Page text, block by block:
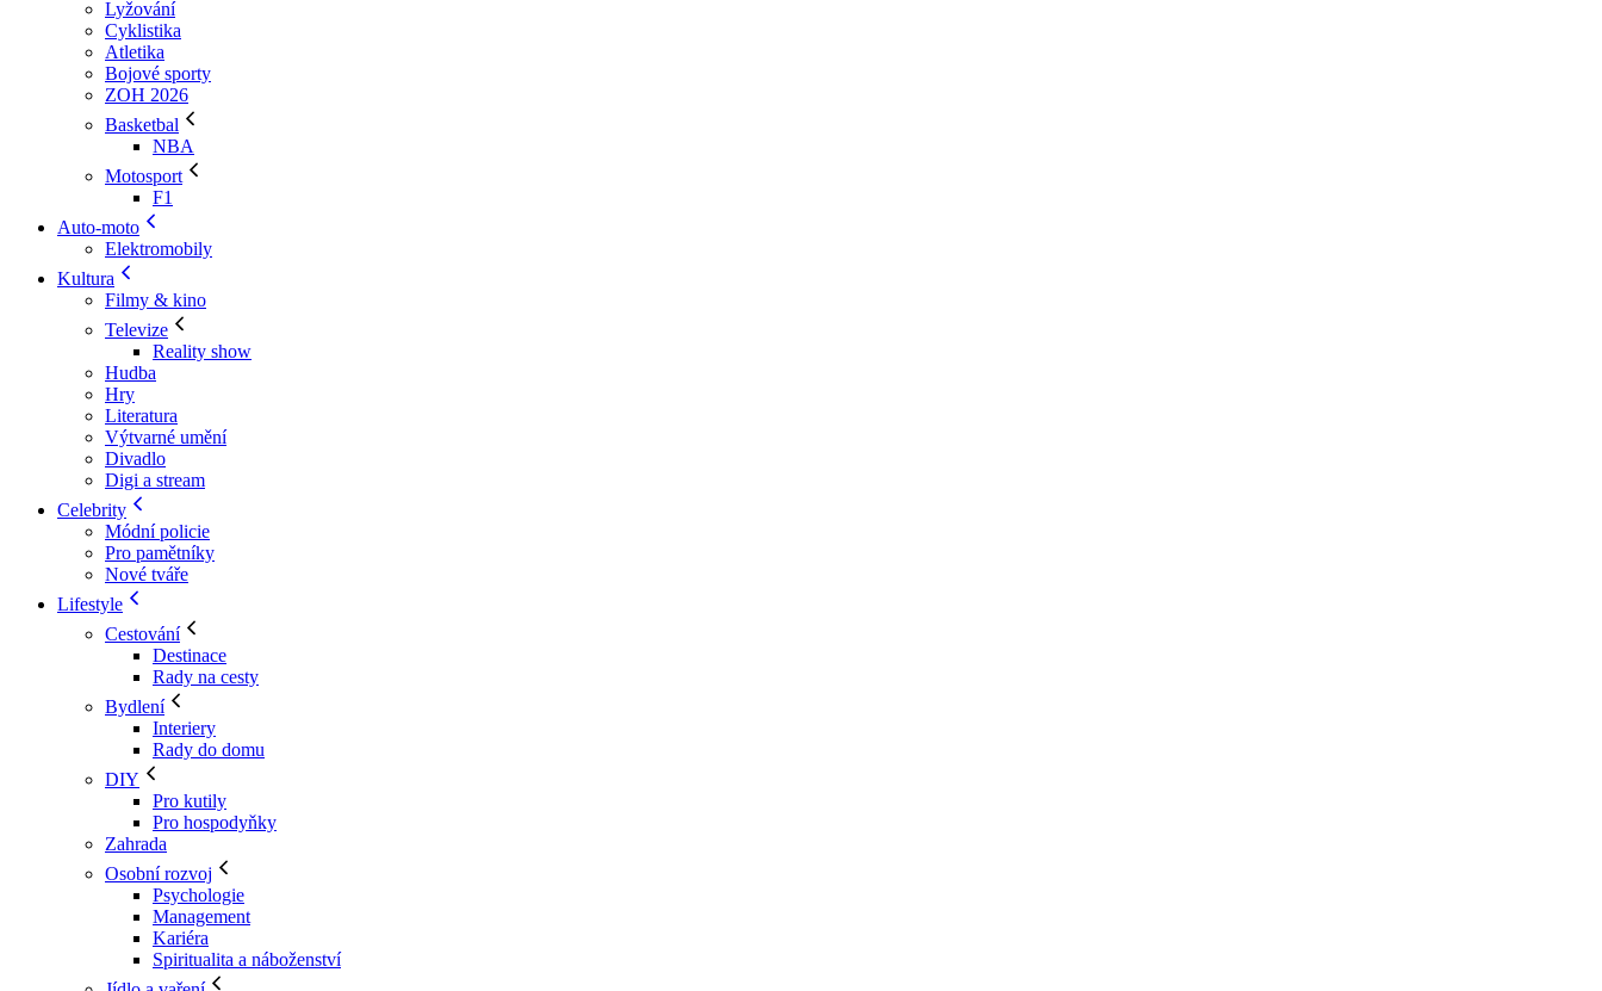
Lyžování
Cyklistika
Atletika
Bojové sporty
ZOH 2026
Basketbal
NBA
Motosport
F1
Auto-moto
Elektromobily
Kultura
Filmy & kino
Televize
Reality show
Hudba
Hry
Literatura
Výtvarné umění
Divadlo
Digi a stream
Celebrity
Módní policie
Pro pamětníky
Nové tváře
Lifestyle
Cestování
Destinace
Rady na cesty
Bydlení
Interiery
Rady do domu
DIY
Pro kutily
Pro hospodyňky
Zahrada
Osobní rozvoj
Psychologie
Management
Kariéra
Spiritualita a náboženství